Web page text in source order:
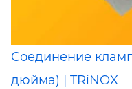
Соединение
дюйма) | TRiNOX